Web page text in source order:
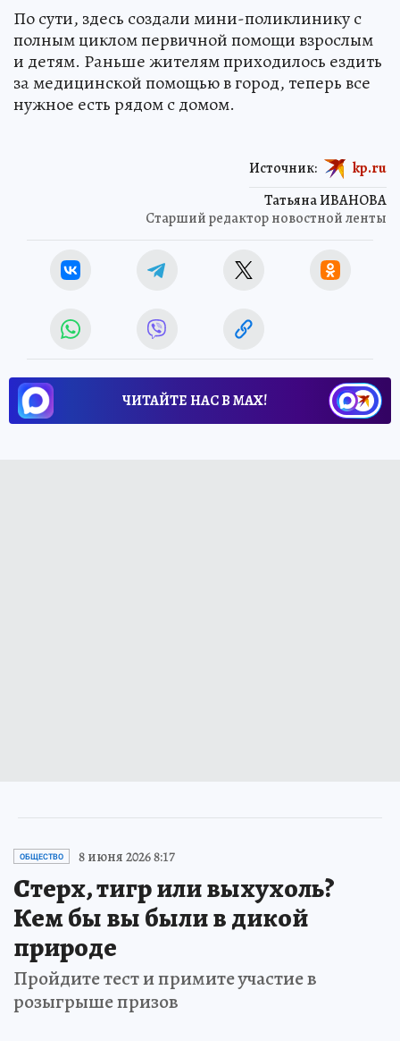
По сути, здесь создали мини-поликлинику с
полным циклом первичной помощи взрослым
и детям. Раньше жителям приходилось ездить
за медицинской помощью в город, теперь все
нужное есть рядом с домом.
Татьяна ИВАНОВА
Старший редактор новостной ленты
Источник: kp.ru
ЧИТАЙТЕ НАС В МАХ!
ОБЩЕСТВО 8 июня 2026 8:17
Стерх, тигр или выхухоль?
Кем бы вы были в дикой
природе
Пройдите тест и примите участие в
розыгрыше призов